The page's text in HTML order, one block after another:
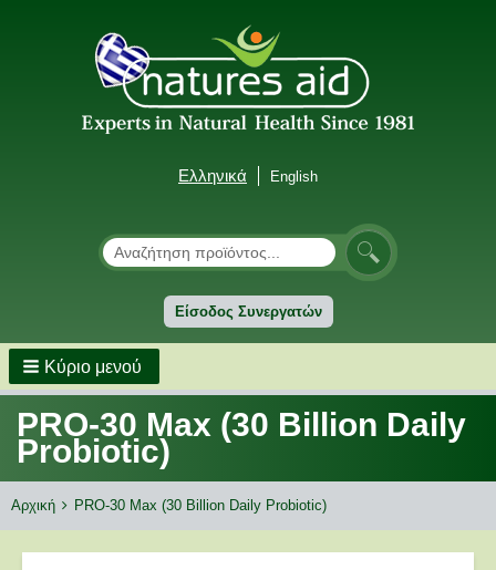
Ελληνικά English
Αναζήτηση
Αναζήτηση
Είσοδος Συνεργατών
Κύριο μενού
PRO-30 Max (30 Billion Daily
Probiotic)
Breadcrumbs
You
are
Αρχική PRO-30 Max (30 Billion Daily Probiotic)